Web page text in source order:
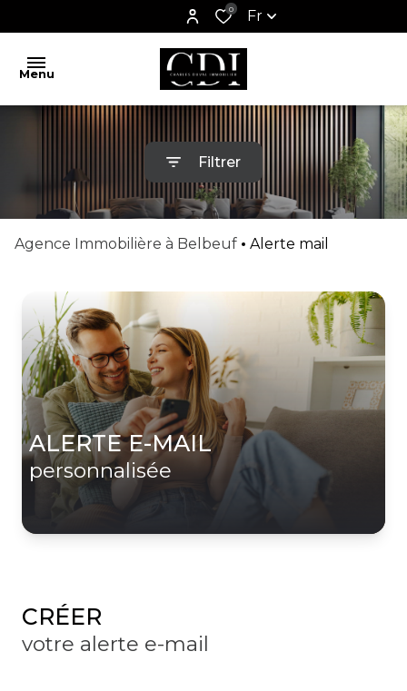
0 Fr
Menu
ESTIMATION
VENTES
BIENS
LOCATIONS
CONTACT
Filtrer
Agence Immobilière à Belbeuf Alerte mail
ALERTE E-MAIL
personnalisée
CRÉER
votre alerte e-mail